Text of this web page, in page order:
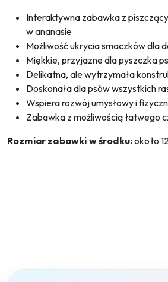
Interaktywna zabawka z
w ananasie
Możliwość ukrycia smaczków dla
Miękkie, przyjazne dla pyszczka
Delikatna, ale wytrzymała
Doskonała dla psów wszystkich
Wspiera rozwój umysłowy i
Zabawka z możliwością łatwego
Rozmiar zabawki w środku:około